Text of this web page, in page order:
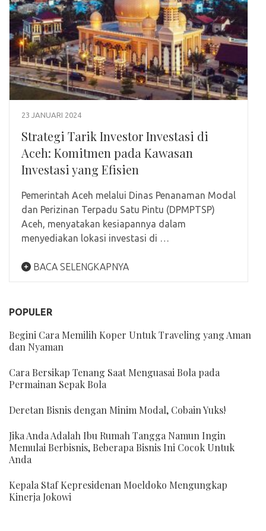
23 JANUARI 2024
Strategi Tarik Investor Investasi di
Aceh: Komitmen pada Kawasan
Investasi yang Efisien
Pemerintah Aceh melalui Dinas Penanaman Modal
dan Perizinan Terpadu Satu Pintu (DPMPTSP)
Aceh, menyatakan kesiapannya dalam
menyediakan lokasi investasi di …
BACA SELENGKAPNYA
POPULER
Begini Cara Memilih Koper Untuk Traveling yang Aman
dan Nyaman
Cara Bersikap Tenang Saat Menguasai Bola pada
Permainan Sepak Bola
Deretan Bisnis dengan Minim Modal, Cobain Yuks!
Jika Anda Adalah Ibu Rumah Tangga Namun Ingin
Memulai Berbisnis, Beberapa Bisnis Ini Cocok Untuk
Anda
Kepala Staf Kepresidenan Moeldoko Mengungkap
Kinerja Jokowi